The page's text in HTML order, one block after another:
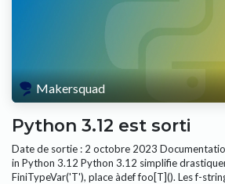
Makersquad
Python 3.12 est sorti
Date de sortie : 2 octobre 2023
in Python 3.12 Python 3.12 simplifie
FiniTypeVar('T'), place àdef foo[T](). Les f-